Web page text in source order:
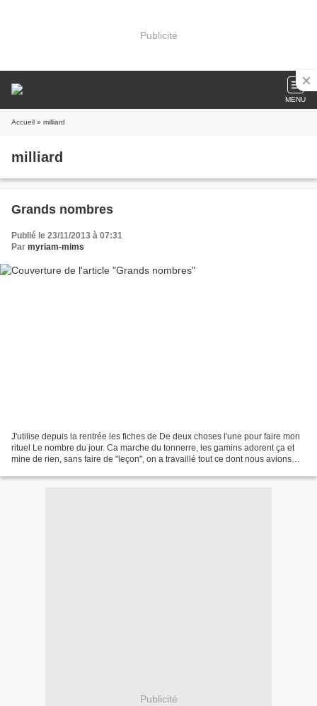
Publicité
MENU
Accueil » milliard
milliard
Grands nombres
Publié le 23/11/2013 à 07:31
Par myriam-mims
J'utilise depuis la rentrée les fiches de De deux choses l'une pour faire mon
rituel Le nombre du jour. Ca marche du tonnerre, les gamins adorent ça et
mine de rien, sans faire de "leçon", on a travaillé tout ce dont nous avions
Publicité